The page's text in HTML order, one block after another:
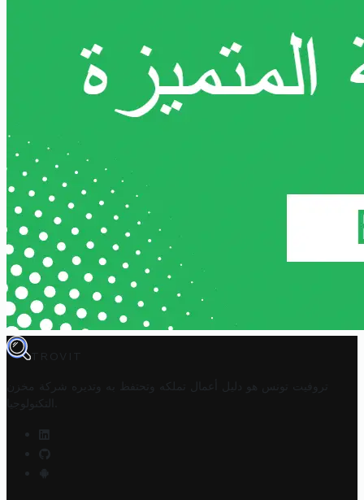
TROVIT
تروفيت تونس هو دليل أعمال تملكه وتحتفظ به وتديره
شركة مخزن
التكنولوجيا